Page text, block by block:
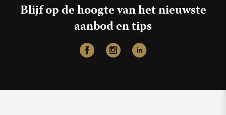
Blijf op de hoogte van het nieuwste
aanbod en tips